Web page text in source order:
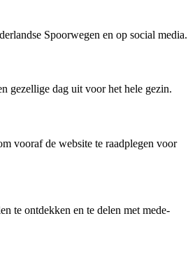
Spoorwegen en op social media.
gezellige dag uit voor het hele gezin.
vooraf de website te raadplegen voor
te ontdekken en te delen met mede-